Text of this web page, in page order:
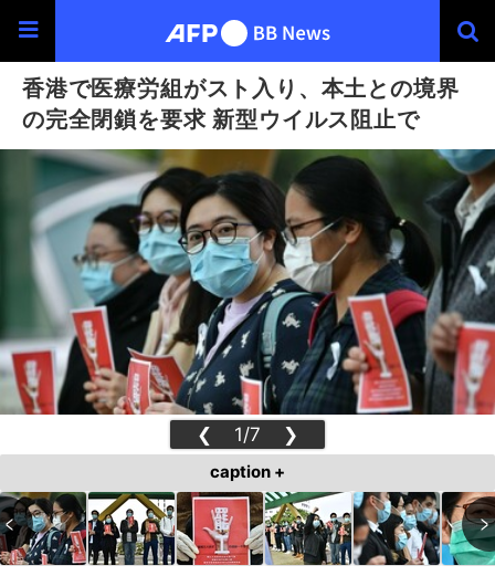
香港で医療労組がスト入り、本土との境界
の完全閉鎖を要求 新型ウイルス阻止で
❮ 1/7 ❯
caption +